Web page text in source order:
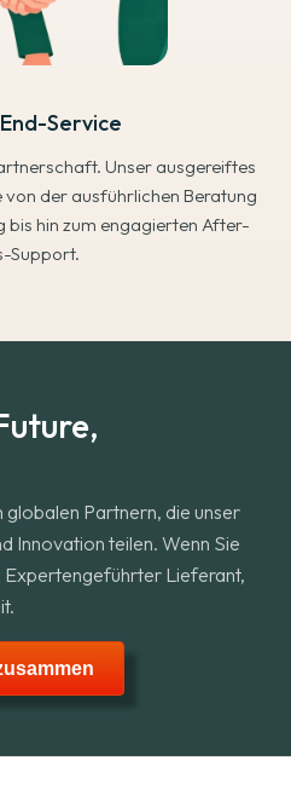
Service
Unser ausgereiftes
der ausführlichen Beratung
bis hin zum engagierten After-
Support.
,
globalen Partnern, die unser
Innovation teilen. Wenn Sie
Expertengeführter Lieferant,